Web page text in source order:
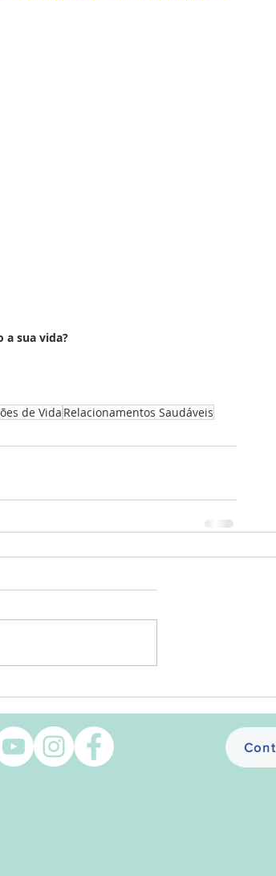
a sua vida?
de Vida Relacionamentos Saudáveis